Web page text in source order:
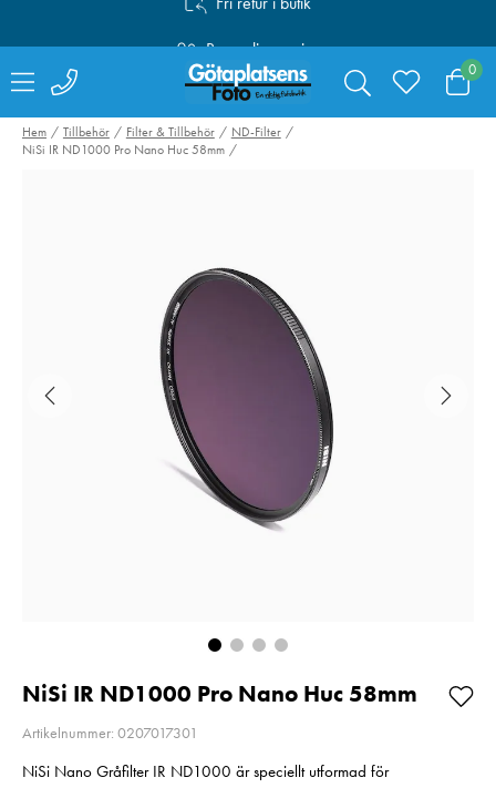
Fri frakt över 1000:-
0
NiSi Black Mist 1/4
Pris:1 049 kr
1 049 kr
Hem Tillbehör Filter & Tillbehör
ND-Filter
NiSi IR ND1000 Pro Nano Huc 58mm
NiSi IR ND1000 Pro Nano Huc 58mm
Artikelnummer: 0207017301
NiSi Nano Gråfilter IR ND1000 är speciellt utformad för